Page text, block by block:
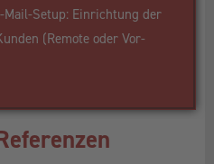
Setup: Einrichtung der
(Remote oder Vor-